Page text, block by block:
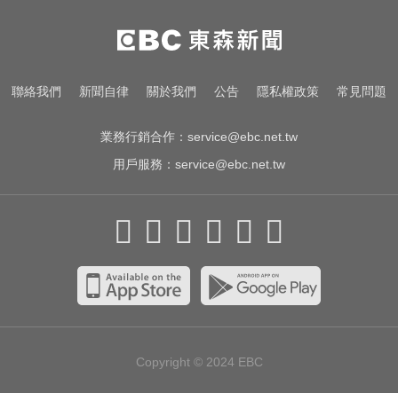
一變天膝蓋就發癢？李祖寧自曝半
月板變形，醫揭保骨與增肌兩大救
愛玩車／北極星新車 275匹馬力媲
聯絡我們 新聞自律 關於我們 公告 隱私權政策 常見問題
業務行銷合作： service@ebc.net.tw
用戶服務： service@ebc.net.tw
Copyright © 2024 EBC